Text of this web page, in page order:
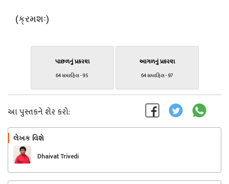
(ક્રમશઃ)
પાછળનું પ્રકરણ
64 સમરહિલ - 95
આગળનું પ્રકરણ
64 સમરહિલ - 97
આ પુસ્તકને શેર કરો:
લેખક વિશે
Dhaivat Trivedi